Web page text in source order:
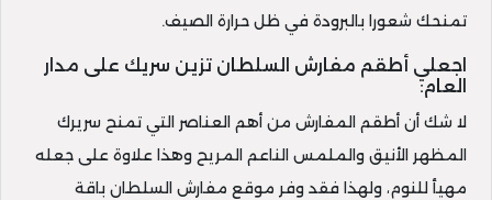
تمنحك شعورا بالبرودة في ظل حرارة الصيف.
اجعلي أطقم مفارش السلطان تزين سريك على مدار
العام:
لا شك أن أطقم المفارش من أهم العناصر التي تمنح سريرك
المظهر الأنيق والملمس الناعم المريح وهذا علاوة على جعله
مهيأ للنوم، ولهذا فقد وفر موقع مفارش السلطان باقة